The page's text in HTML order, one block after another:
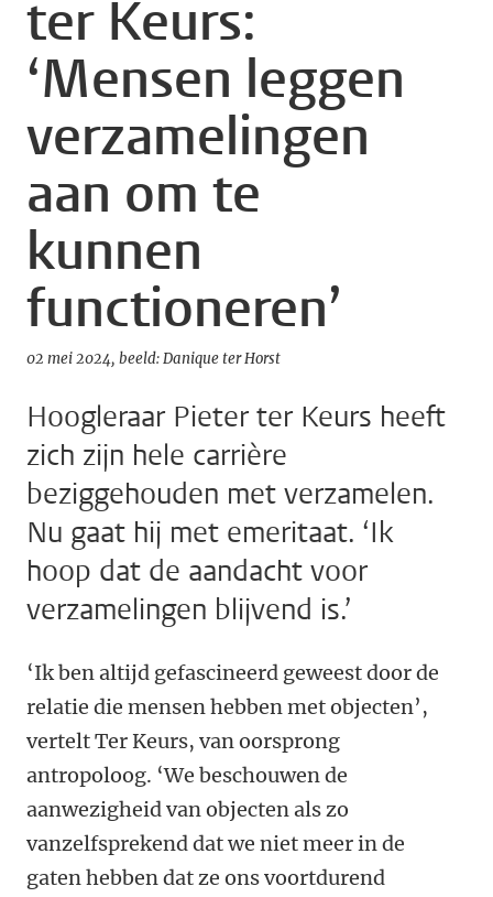
ter Keurs:
‘Mensen leggen
verzamelingen
aan om te
kunnen
functioneren’
02 mei 2024 beeld: Danique ter Horst
Hoogleraar Pieter ter Keurs heeft
zich zijn hele carrière
beziggehouden met verzamelen.
Nu gaat hij met emeritaat. ‘Ik
hoop dat de aandacht voor
verzamelingen blijvend is.’
‘Ik ben altijd gefascineerd geweest door de
relatie die mensen hebben met objecten’,
vertelt Ter Keurs, van oorsprong
antropoloog. ‘We beschouwen de
aanwezigheid van objecten als zo
vanzelfsprekend dat we niet meer in de
gaten hebben dat ze ons voortdurend